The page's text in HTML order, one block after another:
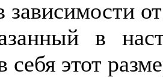
зависимости
в
себя этот